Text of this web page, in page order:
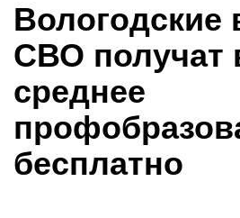
Вологодские
СВО получат
среднее
бесплатно